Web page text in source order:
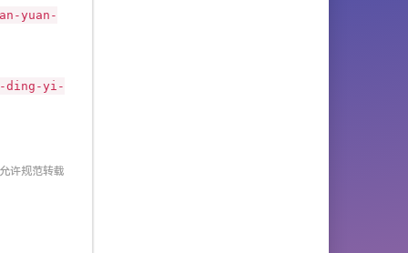
yuan-
ding-yi-
许规范转载